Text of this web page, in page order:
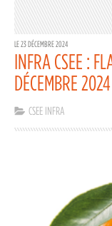
LE 23 DÉCEMBRE 2024
INFRA CSEE :
DÉCEMBRE 2024
CSEE INFRA